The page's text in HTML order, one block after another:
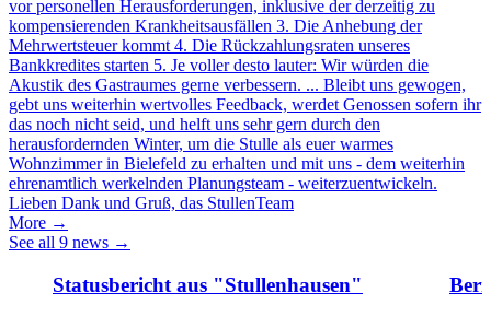
vor personellen Herausforderungen, inklusive der derzeitig zu
kompensierenden Krankheitsausfällen 3. Die Anhebung der
Mehrwertsteuer kommt 4. Die Rückzahlungsraten unseres
Bankkredites starten 5. Je voller desto lauter: Wir würden die
Akustik des Gastraumes gerne verbessern. ... Bleibt uns gewogen,
gebt uns weiterhin wertvolles Feedback, werdet Genossen sofern ihr
das noch nicht seid, und helft uns sehr gern durch den
herausfordernden Winter, um die Stulle als euer warmes
Wohnzimmer in Bielefeld zu erhalten und mit uns - dem weiterhin
ehrenamtlich werkelnden Planungsteam - weiterzuentwickeln.
Lieben Dank und Gruß, das StullenTeam
More →
See all 9 news →
Statusbericht aus "Stullenhausen"